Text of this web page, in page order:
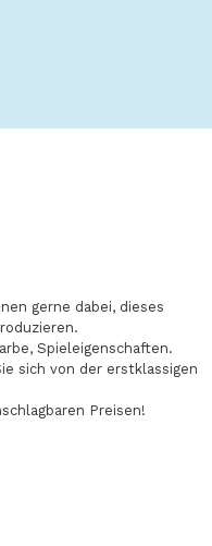
gerne dabei, dieses
Spieleigenschaften.
sich von der erstklassigen
Preisen!